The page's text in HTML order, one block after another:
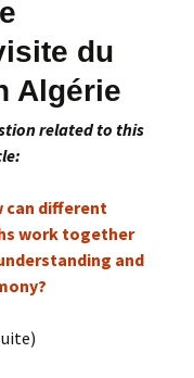
du
Algérie
related to this
can different
work together
and